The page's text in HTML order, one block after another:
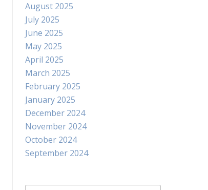
August 2025
July 2025
June 2025
May 2025
April 2025
March 2025
February 2025
January 2025
December 2024
November 2024
October 2024
September 2024